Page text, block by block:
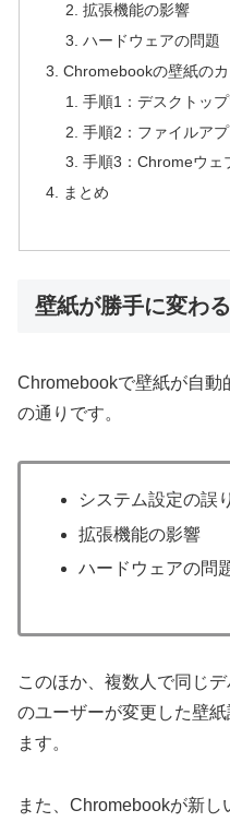
拡張機能の影響
ハードウェアの問題
Chromebookの壁紙の
手順1：デスクトッ
手順2：ファイルア
手順3：Chromeウェ
まとめ
壁紙が勝手に変わ
Chromebookで壁紙が自動
の通りです。
システム設定の誤り
拡張機能の影響
ハードウェアの問
このほか、複数人で同じ
のユーザーが変更した壁
ます。
また、Chromebookが新